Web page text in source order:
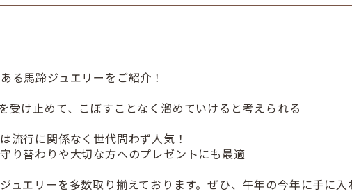
る馬蹄ジュエリーをご紹介！
受け止めて、こぼすことなく溜めていけると考えられる
流行に関係なく世代問わず人気！
り替わりや大切な方へのプレゼントにも最適
ュエリーを多数取り揃えております。ぜひ、午年の今年に手に入